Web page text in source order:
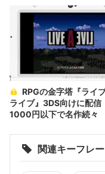
ライブ』3DS向けに配信
1000円以下で名作続々
関連キーフレ